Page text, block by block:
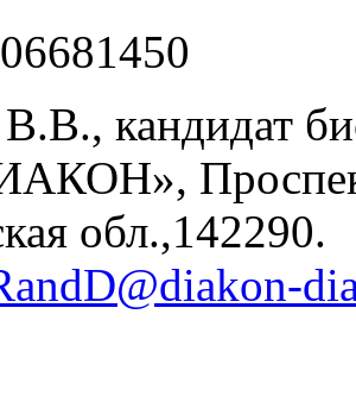
681450
кандидат
обл.,142290.